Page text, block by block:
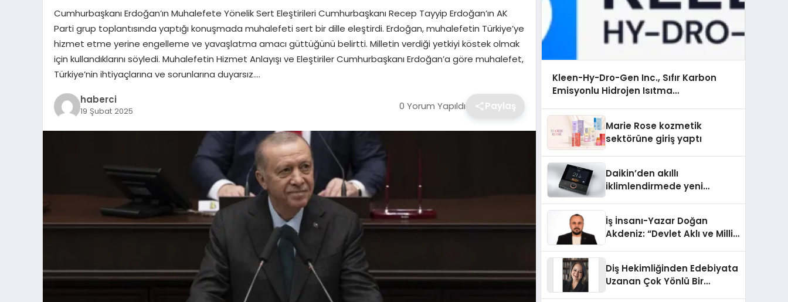
Cumhurbaşkanı Erdoğan’ın Muhalefete Yönelik Sert Eleştirileri Cumhurbaşkanı Recep Tayyip Erdoğan’ın AK
Parti grup toplantısında yaptığı konuşmada muhalefeti sert bir dille eleştirdi. Erdoğan, muhalefetin Türkiye’ye
hizmet etme yerine engelleme ve yavaşlatma amacı güttüğünü belirtti. Milletin verdiği yetkiyi köstek olmak
için kullandıklarını söyledi. Muhalefetin Hizmet Anlayışı ve Eleştiriler Cumhurbaşkanı Erdoğan’a göre muhalefet,
Türkiye’nin ihtiyaçlarına ve sorunlarına duyarsız….
haberci
19 Şubat 2025 0 Yorum Yapıldı Paylaş
Kleen-Hy-Dro-Gen Inc., Sıfır Karbon
Emisyonlu Hidrojen Isıtma
Onaylarını Aldı
Marie Rose kozmetik
sektörüne giriş yaptı
Daikin’den akıllı
iklimlendirmede yeni
İş İnsanı-Yazar Doğan
Akdeniz: “Devlet Aklı ve Milli
Diş Hekimliğinden Edebiyata
Uzanan Çok Yönlü Bir